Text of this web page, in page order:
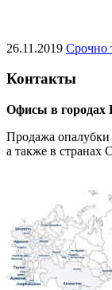
26.11.2019 Срочно
Контакты
Офисы в городах
Продажа опалубки
а также в странах